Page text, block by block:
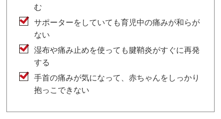
む
サポーターをしていても育児中の痛みが和らが
ない
湿布や痛み止めを使っても腱鞘炎がすぐに再発
する
手首の痛みが気になって、赤ちゃんをしっかり
抱っこできない